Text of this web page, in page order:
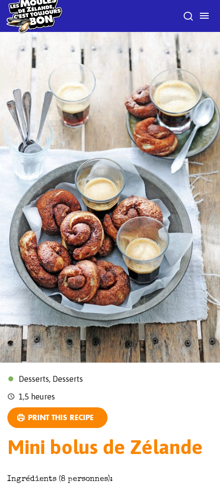
Desserts, Desserts
1,5 heures
PRINT THIS RECIPE
Mini bolus de Zélande
Ingrédients (8 personnes):